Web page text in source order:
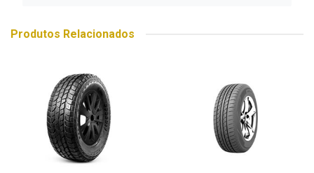
Produtos Relacionados